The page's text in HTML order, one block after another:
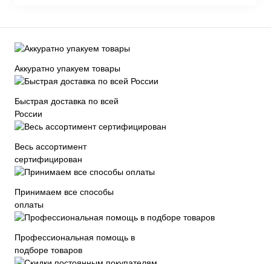
Аккуратно упакуем товары
Быстрая доставка по всей
России
Весь ассортимент
сертифицирован
Принимаем все способы
оплаты
Профессиональная помощь в
подборе товаров